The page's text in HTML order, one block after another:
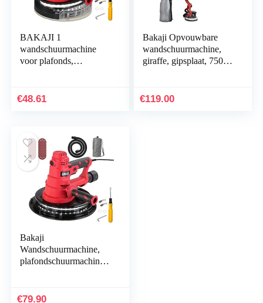
BAKAJI 1
wandschuurmachine
voor plafonds,
2150 rpm, automatische
€48.61
Bakaji Opvouwbare
wandschuurmachine,
giraffe, gipsplaat, 750
stofafzuiging…
€119.00
Bakaji
Wandschuurmachine,
plafondschuurmachine,
rpm, automatische
€79.90